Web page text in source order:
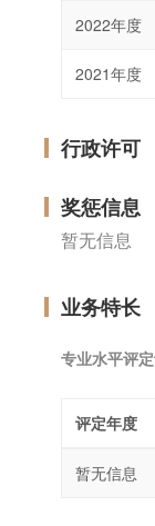
2022年度
2021年度
行政许可
奖惩信息
暂无信息
业务特长
专业水平评
评定年度
暂无信息